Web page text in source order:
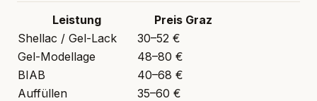
Leistung
Preis Graz
Shellac / Gel-Lack
30–52 €
Gel-Modellage
48–80 €
BIAB
40–68 €
Auffüllen
35–60 €